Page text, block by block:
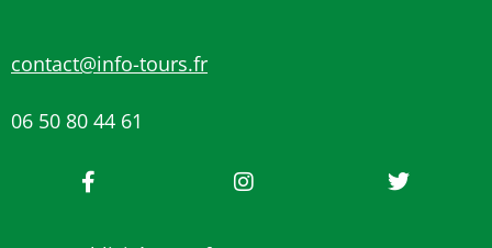
contact@info-tours.fr
06 50 80 44 61